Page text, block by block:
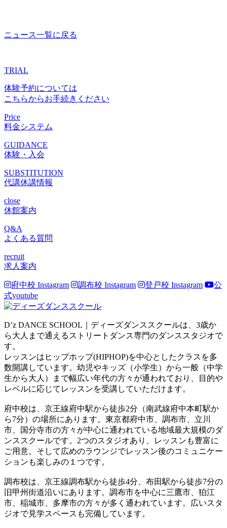
ニュース一覧に戻る
TRIAL
体験予約については
こちらからお手続きください
Price
料金システム
GUIDANCE
体験・入会
SUBSTITUTION
代講休講情報
close
休館案内
Q&A
よくある質問
recruit
求人案内
府中校 Instagram 調布校 Instagram 登戸校 Instagram
公
式youtube
D’z DANCE SCHOOL｜ディーズダンススクールは、3歳か
ら大人まで通えるストリートダンス専門のダンススタジオで
す。
レッスンはヒップホップ(HIPHOP)を中心としたクラスを多
数開講しています。幼児やキッズ（小学生）から一般（中学
生から大人）まで幅広い年代の方々が通われており、目的や
レベルに応じてレッスンを受講していただけます。
府中校は、京王線府中駅から徒歩2分（南武線府中本町駅か
ら7分）の場所にあります。東京都府中市、調布市、立川
市、国分寺市の方々が中心に通われている地域最大規模のダ
ンススクールです。2つのスタジオあり、レッスンも豊富に
ご用意。そして広めのラウンジでレッスン後のコミュニケー
ションも楽しみの１つです。
調布校は、京王線調布駅から徒歩4分、布田駅から徒歩7分の
旧甲州街道沿いにあります。調布市を中心に三鷹市、狛江
市、稲城市、多摩市の方々が多く通われています。広いスタ
ジオで見学スペースも完備しています。